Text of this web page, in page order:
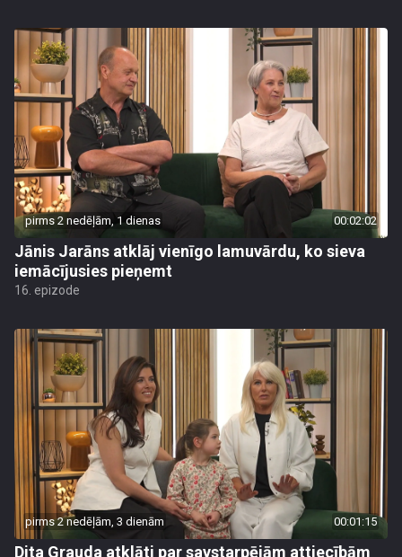
pirms 2 nedēļām, 1 dienas 00:02:02
Jānis Jarāns atklāj vienīgo lamuvārdu, ko sieva
iemācījusies pieņemt
16. epizode
pirms 2 nedēļām, 3 dienām 00:01:15
Dita Grauda atklāti par savstarpējām attiecībām